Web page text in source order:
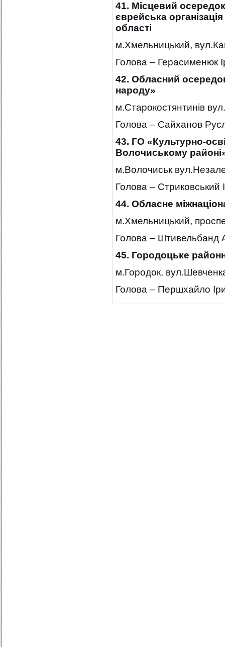
41. Місцевий
єврейська
області
м.Хмельницький,
Голова – Герасименюк
42. Обласний
народу»
м.Старокостянтинів
Голова – Сайханов
43. ГО «Культурно-
Волочиському
м.Волочиськ
Голова – Стриковський
44. Обласне
м.Хмельницький,
Голова – Штивельбанд
45. Городоцьке
м.Городок,
Голова – Першхайло